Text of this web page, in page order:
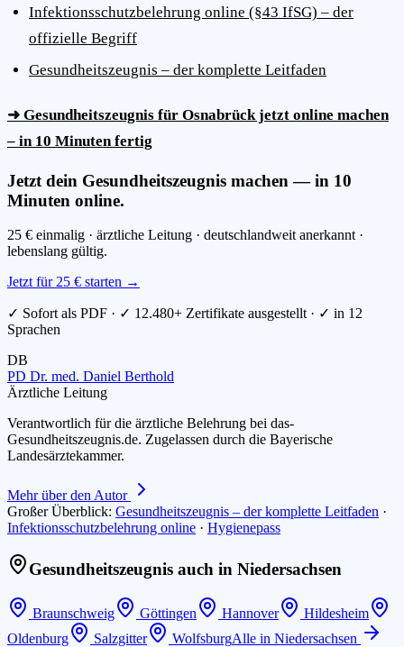
Infektionsschutzbelehrung online (§43 IfSG) – der
offizielle Begriff
Gesundheitszeugnis – der komplette Leitfaden
➜ Gesundheitszeugnis für Osnabrück jetzt online machen
– in 10 Minuten fertig
Jetzt dein Gesundheitszeugnis machen — in 10
Minuten online.
25 € einmalig · ärztliche Leitung · deutschlandweit anerkannt ·
lebenslang gültig.
Jetzt für 25 € starten →
✓ Sofort als PDF · ✓ 12.480+ Zertifikate ausgestellt · ✓ in 12
Sprachen
DB
PD Dr. med. Daniel Berthold
Ärztliche Leitung
Verantwortlich für die ärztliche Belehrung bei das-
Gesundheitszeugnis.de. Zugelassen durch die Bayerische
Landesärztekammer.
Mehr über den Autor
Großer Überblick: Gesundheitszeugnis – der komplette Leitfaden ·
Infektionsschutzbelehrung online · Hygienepass
Gesundheitszeugnis auch in Niedersachsen
Braunschweig Göttingen Hannover
Hildesheim
Oldenburg
Salzgitter WolfsburgAlle in Niedersachsen